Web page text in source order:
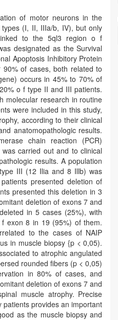
of motor neurons in the
(I, II, IIIa/b, IV), but only
to the 5ql3 region o f
designated as the Survival
Apoptosis Inhibitory Protein
of cases, both related to
occurs in 45% to 70% of
o f type II and III patients.
molecular research in routine
were included in this study,
according to their clinical
anatomopathologic results.
chain reaction (PCR)
carried out and to clinical
results. A population
III (12 Ilia and 8 Illb) was
presented deletion of
presented this deletion in 3
deletion of exons 7 and
in 5 cases (25%), with
exon 8 in 19 (95%) of them.
to the cases of NAIP
in muscle biopsy {p < 0,05).
to atrophic angulated
rounded fibers (p < 0,05)
in 80% of cases, and
deletion of exons 7 and
muscle atrophy. Precise
patients provides an important
as the muscle biopsy and